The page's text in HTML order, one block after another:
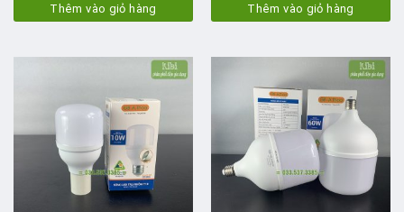
Thêm vào giỏ hàng Thêm vào giỏ hàng